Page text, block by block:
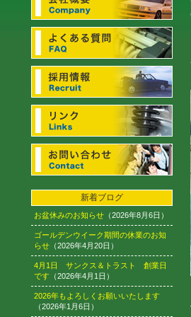
新着ブログ
お盆休みのお知らせ （2026年8月6日）
ゴールデンウイーク期間の休業のお知
らせ （2026年4月20日）
4月1日 サンクス＆トラスト 創業日
です （2026年4月1日）
2026年もよろしくお願いいたします
（2026年1月6日）